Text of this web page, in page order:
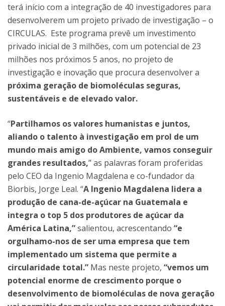
terá início com a integração de 40 investigadores para
desenvolverem um projeto privado de investigação – o
CIRCULAS. Este programa prevê um investimento
privado inicial de 3 milhões, com um potencial de 23
milhões nos próximos 5 anos, no projeto de
investigação e inovação que procura desenvolver a
próxima geração de biomoléculas seguras,
sustentáveis e de elevado valor.
“Partilhamos os valores humanistas e juntos,
aliando o talento à investigação em prol de um
mundo mais amigo do Ambiente, vamos conseguir
grandes resultados,” as palavras foram proferidas
pelo CEO da Ingenio Magdalena e co-fundador da
Biorbis, Jorge Leal. “A Ingenio Magdalena lidera a
produção de cana-de-açúcar na Guatemala e
integra o top 5 dos produtores de açúcar da
América Latina,”salientou, acrescentando “e
orgulhamo-nos de ser uma empresa que tem
implementado um sistema que permite a
circularidade total.” Mas neste projeto, “vemos um
potencial enorme de crescimento porque o
desenvolvimento de biomoléculas de nova geração